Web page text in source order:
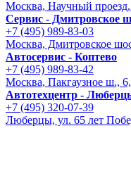
Москва, Научный
Сервис - Дмитровское
+7 (495) 989-83-03
Москва, Дмитровское
Автосервис - Коптево
+7 (495) 989-83-42
Москва, Пакгаузное ш.,
Автотехцентр -
+7 (495) 320-07-39
Люберцы, ул. 65 лет